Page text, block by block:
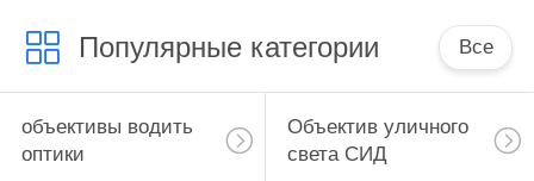
Популярные категории Все
объективы водить
оптики
Объектив уличного
света СИД